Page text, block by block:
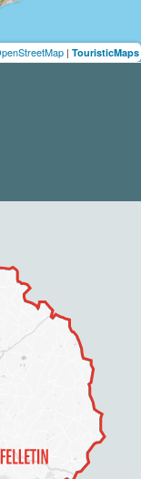
| TouristicMaps